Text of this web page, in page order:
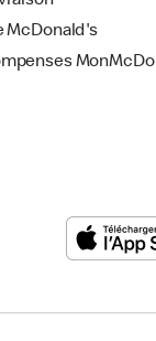
McDonald's
MonMcDo